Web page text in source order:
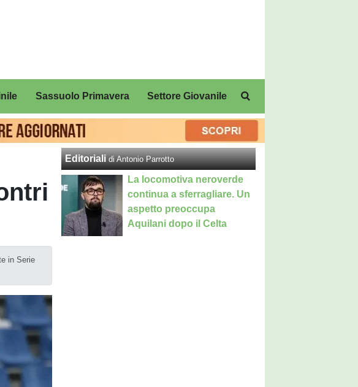
Sassuolo Primavera Settore Giovanile
in Serie
Editoriali di Antonio Parrotto
La locomotiva neroverde
continua a sferragliare. Un
aspetto preoccupa
Aquilani dopo il Celta